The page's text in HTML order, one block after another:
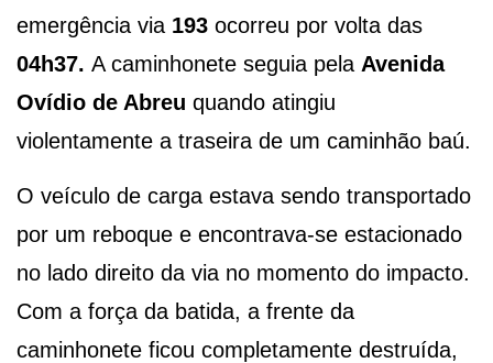
emergência via 193 ocorreu por volta das
04h37. A caminhonete seguia pela Avenida
Ovídio de Abreu quando atingiu
violentamente a traseira de um caminhão baú.
O veículo de carga estava sendo transportado
por um reboque e encontrava-se estacionado
no lado direito da via no momento do impacto.
Com a força da batida, a frente da
caminhonete ficou completamente destruída,